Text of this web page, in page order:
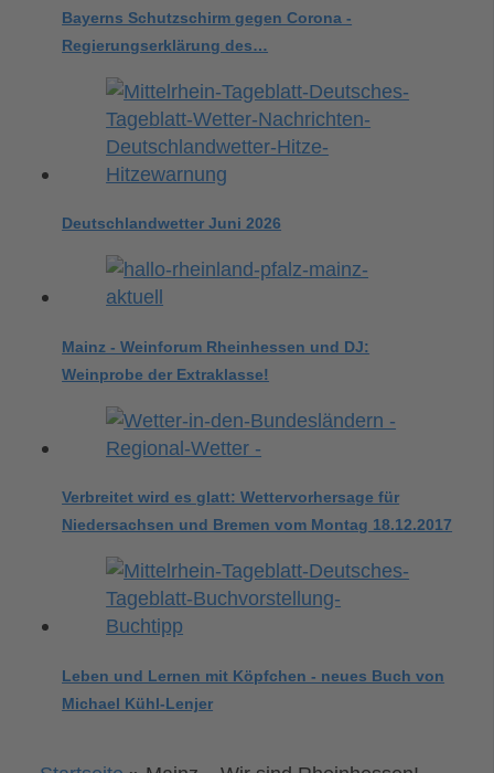
Bayerns Schutzschirm gegen Corona -
Regierungserklärung des…
Deutschlandwetter Juni 2026
Mainz - Weinforum Rheinhessen und DJ:
Weinprobe der Extraklasse!
Verbreitet wird es glatt: Wettervorhersage für
Niedersachsen und Bremen vom Montag 18.12.2017
Leben und Lernen mit Köpfchen - neues Buch von
Michael Kühl-Lenjer